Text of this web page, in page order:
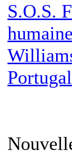
S.O.S.
Portugal